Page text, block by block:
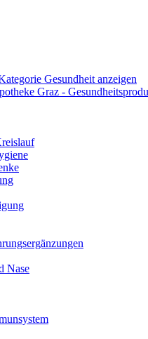
Gesundheit anzeigen
Nase